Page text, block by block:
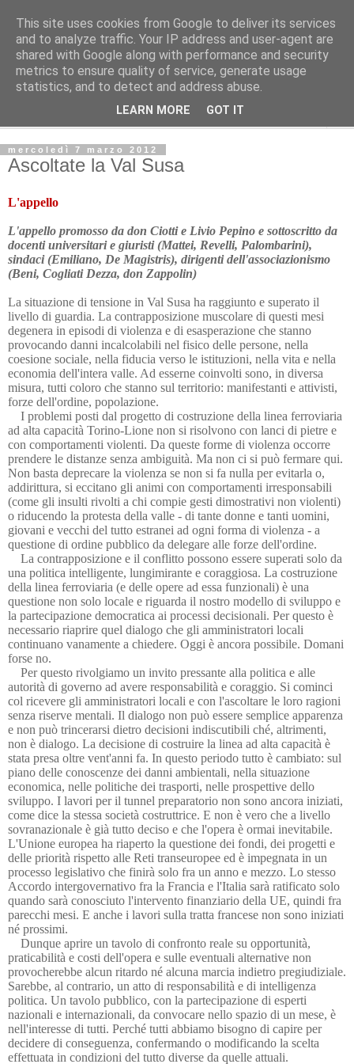
L'Avvenire dei lavoratori
Cultura
mercoledì 7 marzo 2012
Ascoltate la Val Susa
L'appello
L'appello promosso da don Ciotti e Livio Pepino e sottoscritto da
docenti universitari e giuristi (Mattei, Revelli, Palombarini),
sindaci (Emiliano, De Magistris), dirigenti dell'associazionismo
(Beni, Cogliati Dezza, don Zappolin)
La situazione di tensione in Val Susa ha raggiunto e superato il
livello di guardia. La contrapposizione muscolare di questi mesi
degenera in episodi di violenza e di esasperazione che stanno
provocando danni incalcolabili nel fisico delle persone, nella
coesione sociale, nella fiducia verso le istituzioni, nella vita e nella
economia dell'intera valle. Ad esserne coinvolti sono, in diversa
misura, tutti coloro che stanno sul territorio: manifestanti e attivisti,
forze dell'ordine, popolazione.
I problemi posti dal progetto di costruzione della linea ferroviaria
ad alta capacità Torino-Lione non si risolvono con lanci di pietre e
con comportamenti violenti. Da queste forme di violenza occorre
prendere le distanze senza ambiguità. Ma non ci si può fermare qui.
Non basta deprecare la violenza se non si fa nulla per evitarla o,
addirittura, si eccitano gli animi con comportamenti irresponsabili
(come gli insulti rivolti a chi compie gesti dimostrativi non violenti)
o riducendo la protesta della valle - di tante donne e tanti uomini,
giovani e vecchi del tutto estranei ad ogni forma di violenza - a
questione di ordine pubblico da delegare alle forze dell'ordine.
La contrapposizione e il conflitto possono essere superati solo da
una politica intelligente, lungimirante e coraggiosa. La costruzione
della linea ferroviaria (e delle opere ad essa funzionali) è una
questione non solo locale e riguarda il nostro modello di sviluppo e
la partecipazione democratica ai processi decisionali. Per questo è
necessario riaprire quel dialogo che gli amministratori locali
continuano vanamente a chiedere. Oggi è ancora possibile. Domani
forse no.
Per questo rivolgiamo un invito pressante alla politica e alle
autorità di governo ad avere responsabilità e coraggio. Si cominci
col ricevere gli amministratori locali e con l'ascoltare le loro ragioni
senza riserve mentali. Il dialogo non può essere semplice apparenza
e non può trincerarsi dietro decisioni indiscutibili ché, altrimenti,
non è dialogo. La decisione di costruire la linea ad alta capacità è
stata presa oltre vent'anni fa. In questo periodo tutto è cambiato: sul
piano delle conoscenze dei danni ambientali, nella situazione
economica, nelle politiche dei trasporti, nelle prospettive dello
sviluppo. I lavori per il tunnel preparatorio non sono ancora iniziati,
come dice la stessa società costruttrice. E non è vero che a livello
sovranazionale è già tutto deciso e che l'opera è ormai inevitabile.
L'Unione europea ha riaperto la questione dei fondi, dei progetti e
delle priorità rispetto alle Reti transeuropee ed è impegnata in un
processo legislativo che finirà solo fra un anno e mezzo. Lo stesso
Accordo intergovernativo fra la Francia e l'Italia sarà ratificato solo
quando sarà conosciuto l'intervento finanziario della UE, quindi fra
parecchi mesi. E anche i lavori sulla tratta francese non sono iniziati
né prossimi.
Dunque aprire un tavolo di confronto reale su opportunità,
praticabilità e costi dell'opera e sulle eventuali alternative non
provocherebbe alcun ritardo né alcuna marcia indietro pregiudiziale.
Sarebbe, al contrario, un atto di responsabilità e di intelligenza
politica. Un tavolo pubblico, con la partecipazione di esperti
nazionali e internazionali, da convocare nello spazio di un mese, è
nell'interesse di tutti. Perché tutti abbiamo bisogno di capire per
decidere di conseguenza, confermando o modificando la scelta
effettuata in condizioni del tutto diverse da quelle attuali.
This site uses cookies from Google to deliver its services
and to analyze traffic. Your IP address and user-agent are
shared with Google along with performance and security
metrics to ensure quality of service, generate usage
statistics, and to detect and address abuse.
LEARN MORE GOT IT